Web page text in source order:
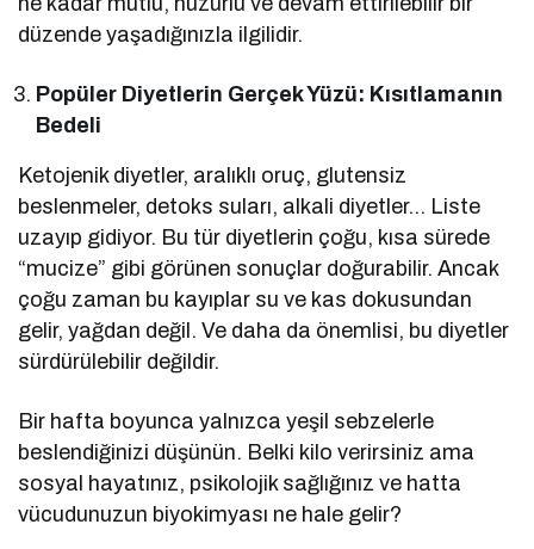
düzende yaşadığınızla ilgilidir.
Popüler Diyetlerin Gerçek Yüzü: Kısıtlamanın
Bedeli
Ketojenik diyetler, aralıklı oruç, glutensiz
beslenmeler, detoks suları, alkali diyetler… Liste
uzayıp gidiyor. Bu tür diyetlerin çoğu, kısa sürede
“mucize” gibi görünen sonuçlar doğurabilir. Ancak
çoğu zaman bu kayıplar su ve kas dokusundan
gelir, yağdan değil. Ve daha da önemlisi, bu diyetler
sürdürülebilir değildir.
Bir hafta boyunca yalnızca yeşil sebzelerle
beslendiğinizi düşünün. Belki kilo verirsiniz ama
sosyal hayatınız, psikolojik sağlığınız ve hatta
vücudunuzun biyokimyası ne hale gelir?